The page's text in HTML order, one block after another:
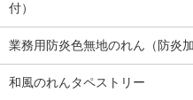
付）
業務用防炎色無地のれん（防炎
和風のれんタペストリー